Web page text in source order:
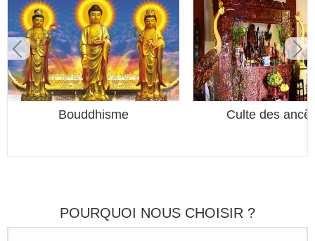
Bouddhisme Culte des
POURQUOI NOUS CHOISIR ?